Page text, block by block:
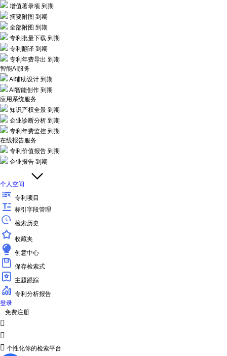
增值著录项 到期
摘要附图 到期
全部附图 到期
专利批量下载 到期
专利翻译 到期
专利年费导出 到期
智能AI服务
AI辅助设计 到期
AI智能创作 到期
应用系统服务
知识产权全景 到期
企业诊断分析 到期
专利年费监控 到期
在线报告服务
专利价值报告 到期
企业报告 到期
个人空间
专利项目
标引字段管理
检索历史
收藏夹
创意中心
保存检索式
主题跟踪
专利分析报告
登录
免费注册


 个性化你的检索平台